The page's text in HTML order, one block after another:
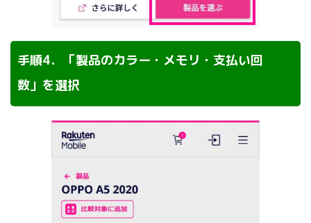
手順4．「製品のカラー・メモリ・支払い回
数」を選択